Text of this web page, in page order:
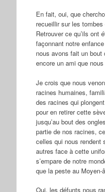
En fait, oui, que
recueillir sur les
Retrouver ce qu’ils ont
façonnant notre
nous avons fait un
encore un ami que
Je crois que nous
racines humaines,
des racines qui
pour en retirer cette
jusqu’au bout des
partie de nos racines,
celles qui nous rendent
autres face à cette
s’empare de notre
que la peste au Moyen-
Oui, les défunts nous